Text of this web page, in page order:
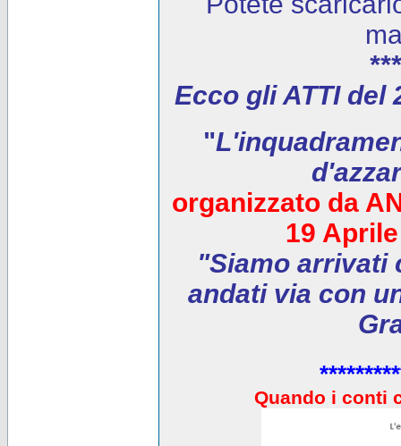
Ecco gli ATTI del
"
organizzato da
19
"Siamo arrivati
andati via con
Quando i conti